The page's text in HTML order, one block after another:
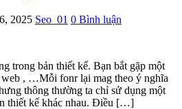
2025 Seo_01 0 Bình luận
trong bản thiết kế. Bạn bắt gặp một
web , …Mỗi fonr lại mag theo ý nghĩa
thông thường ta chỉ sử dụng một
thiết kế khác nhau. Điều […]